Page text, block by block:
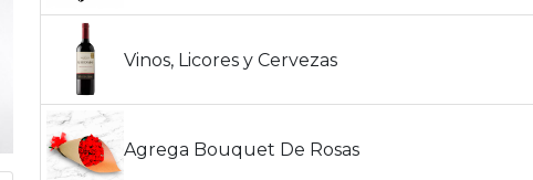
Vinos, Licores y Cervezas
Agrega Bouquet De Rosas